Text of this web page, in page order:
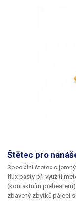
Štětec pro
Speciální štetec s
flux pasty při využití
(kontaktním
zbavený zbytků pájecí